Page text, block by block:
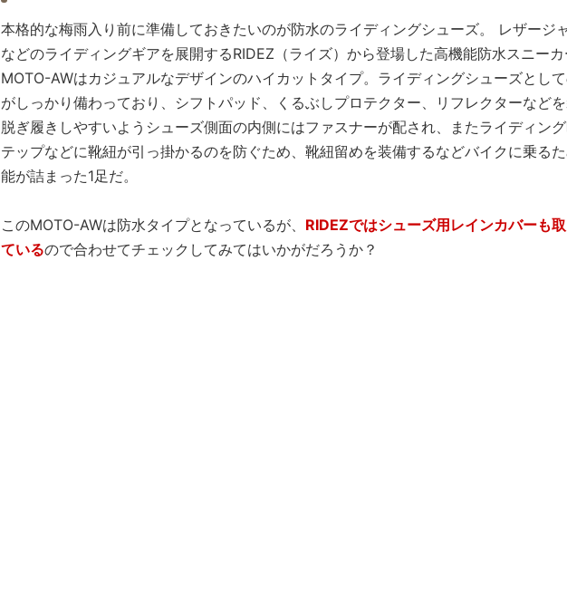
本格的な梅雨入り前に準備しておきたいのが防水のライディングシューズ。 レザージ
などのライディングギアを展開するRIDEZ（ライズ）から登場した高機能防水スニー
MOTO-AWはカジュアルなデザインのハイカットタイプ。ライディングシューズとし
がしっかり備わっており、シフトパッド、くるぶしプロテクター、リフレクターなど
脱ぎ履きしやすいようシューズ側面の内側にはファスナーが配され、またライディン
テップなどに靴紐が引っ掛かるのを防ぐため、靴紐留めを装備するなどバイクに乗る
能が詰まった1足だ。
このMOTO-AWは防水タイプとなっているが、 RIDEZではシューズ用レインカバーも
ているので合わせてチェックしてみてはいかがだろうか？